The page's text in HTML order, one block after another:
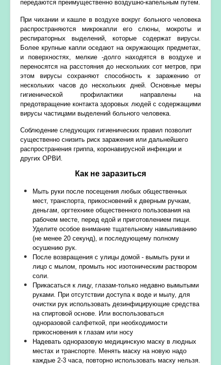
передаются преимущественно воздушно-капельным путем.
При чихании и кашле в воздухе вокруг больного человека
распространяются микрокапли его слюны, мокроты и
респираторных выделений, которые содержат вирусы.
Более крупные капли оседают на окружающих предметах,
и поверхностях, мелкие -долго находятся в воздухе и
переносятся на расстояния до нескольких сот метров, при
этом вирусы сохраняют способность к заражению от
нескольких часов до нескольких дней. Основные меры
гигиенической профилактики направлены на
предотвращение контакта здоровых людей с содержащими
вирусы частицами выделений больного человека.
Соблюдение следующих гигиенических правил позволит
существенно снизить риск заражения или дальнейшего
распространения гриппа, коронавирусной инфекции и
других ОРВИ.
Как не заразиться
Мыть руки после посещения любых общественных
мест, транспорта, прикосновений к дверным ручкам,
деньгам, оргтехнике общественного пользования на
рабочем месте, перед едой и приготовлением пищи.
Уделите особое внимание тщательному намыливанию
(не менее 20 секунд), и последующему полному
осушению рук.
После возвращения с улицы домой - вымыть руки и
лицо с мылом, промыть нос изотоническим раствором
соли.
Прикасаться к лицу, глазам-только недавно вымытыми
руками. При отсутствии доступа к воде и мылу, для
очистки рук использовать дезинфицирующие средства
на спиртовой основе. Или воспользоваться
одноразовой салфеткой, при необходимости
прикосновения к глазам или носу
Надевать одноразовую медицинскую маску в людных
местах и транспорте. Менять маску на новую надо
каждые 2-3 часа, повторно использовать маску нельзя.